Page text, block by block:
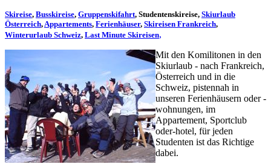
Skireise, Busskireise, Gruppenskifahrt, Studentenskireise, Skiurlaub
Österreich, Appartements, Ferienhäuser, Skireisen Frankreich,
Winterurlaub Schweiz, Last Minute Skireisen,
Mit den Komilitonen in den
Skiurlaub - nach Frankreich,
Österreich und in die
Schweiz, pistennah in
unseren Ferienhäusern oder -
wohnungen, im
Appartement, Sportclub
oder-hotel, für jeden
Studenten ist das Richtige
dabei.